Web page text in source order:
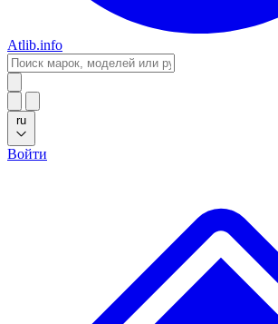
Atlib.info
ru
Войти